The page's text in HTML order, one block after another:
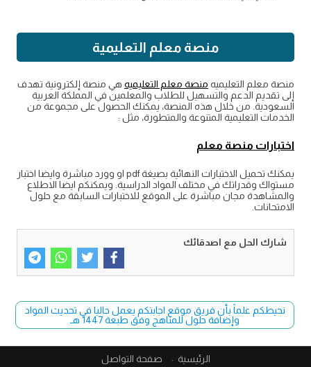
منصة معلم التعليمية
منصة معلم التعليميه منصة معلم التعليميه هي منصة إلكترونية تهدف
إلى تقديم الدعم والتسهيل للطلاب والمعلمين في المملكة العربية
السعودية. من خلال هذه المنصة، يمكنك الحصول على مجموعة من
الخدمات التعليمية المتنوعة والمتطورة، مثل :
اختبارات منصة معلم
يمكنك تحميل الاختبارات النهائية بصيغة pdf او وورد مباشرة وايضا اختبار
مستواك وقدراتك في مختلف المواد الدراسية. ويمكنكم ايضا الاطلاع
والمشاهدة مجان مباشرة على الموقع للاختبارات السابقة مع حلول
الامتحانات.
شارك الحل مع اصدقائك
نحيطكم علماً بأن فريق موقع اجابتكم يعمل حاليا في تحديث المواد
وإضافة حلول للمناهج وفق طبعة 1447 هـ
الرئيسية صفحة التواصل